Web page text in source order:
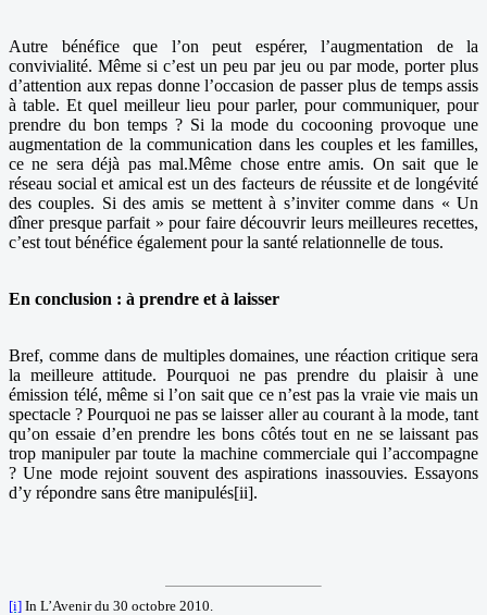
Autre bénéfice que l’on peut espérer, l’augmentation de la
convivialité. Même si c’est un peu par jeu ou par mode, porter plus
d’attention aux repas donne l’occasion de passer plus de temps assis
à table. Et quel meilleur lieu pour parler, pour communiquer, pour
prendre du bon temps ? Si la mode du cocooning provoque une
augmentation de la communication dans les couples et les familles,
ce ne sera déjà pas mal.Même chose entre amis. On sait que le
réseau social et amical est un des facteurs de réussite et de longévité
des couples. Si des amis se mettent à s’inviter comme dans « Un
dîner presque parfait » pour faire découvrir leurs meilleures recettes,
c’est tout bénéfice également pour la santé relationnelle de tous.
En conclusion : à prendre et à laisser
Bref, comme dans de multiples domaines, une réaction critique sera
la meilleure attitude. Pourquoi ne pas prendre du plaisir à une
émission télé, même si l’on sait que ce n’est pas la vraie vie mais un
spectacle ? Pourquoi ne pas se laisser aller au courant à la mode, tant
qu’on essaie d’en prendre les bons côtés tout en ne se laissant pas
trop manipuler par toute la machine commerciale qui l’accompagne
? Une mode rejoint souvent des aspirations inassouvies. Essayons
d’y répondre sans être manipulés[ii].
[i] In L’Avenir du 30 octobre 2010.